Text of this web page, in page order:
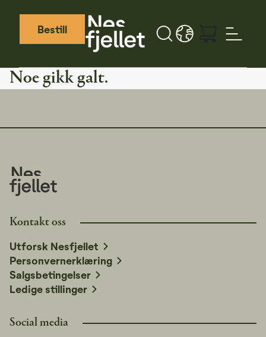
Bestill
Weather icon
Webcamera icon
Søk
LANGUAGE - NB
Noe gikk galt.
Social media
Kontakt oss
Utforsk Nesfjellet
Personvernerklæring
Salgsbetingelser
Ledige stillinger